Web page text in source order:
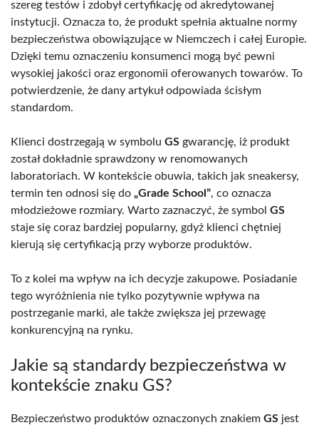
szereg testów i zdobył certyfikację od akredytowanej
instytucji. Oznacza to, że produkt spełnia aktualne normy
bezpieczeństwa obowiązujące w Niemczech i całej Europie.
Dzięki temu oznaczeniu konsumenci mogą być pewni
wysokiej jakości oraz ergonomii oferowanych towarów. To
potwierdzenie, że dany artykuł odpowiada ścisłym
standardom.
Klienci dostrzegają w symbolu GS gwarancję, iż produkt
został dokładnie sprawdzony w renomowanych
laboratoriach. W kontekście obuwia, takich jak sneakersy,
termin ten odnosi się do „Grade School”, co oznacza
młodzieżowe rozmiary. Warto zaznaczyć, że symbol GS
staje się coraz bardziej popularny, gdyż klienci chętniej
kierują się certyfikacją przy wyborze produktów.
To z kolei ma wpływ na ich decyzje zakupowe. Posiadanie
tego wyróżnienia nie tylko pozytywnie wpływa na
postrzeganie marki, ale także zwiększa jej przewagę
konkurencyjną na rynku.
Jakie są standardy bezpieczeństwa w
kontekście znaku GS?
Bezpieczeństwo produktów oznaczonych znakiem GS jest